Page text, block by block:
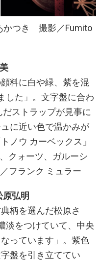
かつき 撮影／Fumito
料に白や緑、紫を混
した」。文字盤に合わ
ストラップが見事に
に近い色で温かみが
ノウ カーベックス」
クォーツ、ガルーシ
フランク ミュラー
弘明
柄を選んだ松原さ
淡をつけていて、中央
っています」。紫色
盤を引き立ててい